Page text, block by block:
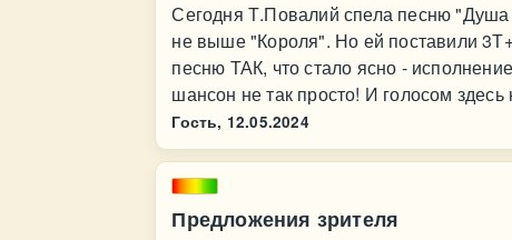
Сегодня Т.Повалий спела песню
не выше "Короля". Но ей поставили
песню ТАК, что стало ясно -
шансон не так просто! И голосом
Гость, 12.05.2024
Предложения зрителя